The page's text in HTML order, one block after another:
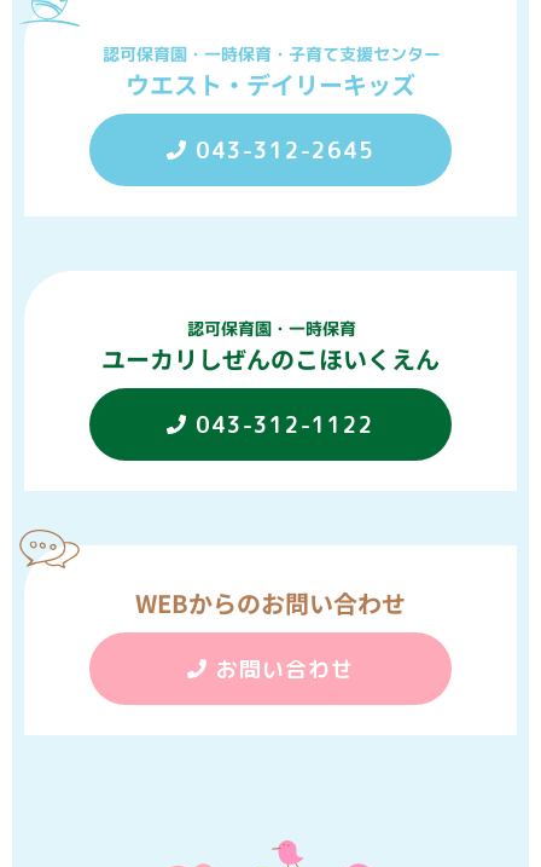
認可保育園・一時保育・子育て支援センター
ウエスト・デイリーキッズ
043-312-2645
認可保育園・一時保育
ユーカリしぜんのこほいくえん
043-312-1122
WEBからのお問い合わせ
お問い合わせ